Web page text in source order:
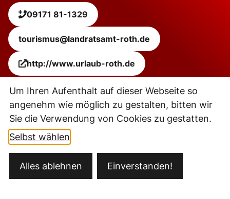
09171 81-1329
tourismus@landratsamt-roth.de
http://www.urlaub-roth.de
−
Leaflet |Powered by Geoapify| © OpenStreetMapcontributors
Kontakt
ÖffnungszeitenDatenschutz ImpressumBarrierefreiheitAnsprechpartner
SitemapFernwartung/Teamviewer
Um Ihren Aufenthalt auf dieser Webseite so
angenehm wie möglich zu gestalten, bitten wir
Sie die Verwendung von Cookies zu gestatten.
Selbst wählen
Alles ablehnen Einverstanden!